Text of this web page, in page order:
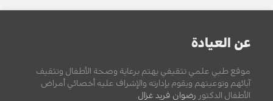
عن العيادة
موقع طبي علمي تثقيفي يهتم برعاية وصحة الأطفال وتثقيف
آبائهم وتوعيتهم ويقوم بإدارته والإشراف عليه أخصائي أمراض
الأطفال الدكتور رضوان فريد غزال.